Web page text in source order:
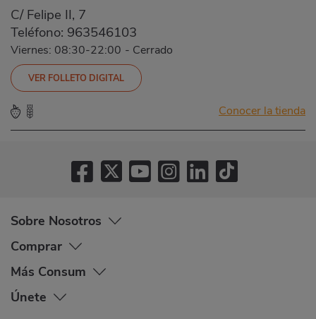
C/ Felipe II, 7
Teléfono: 963546103
Viernes: 08:30-22:00 - Cerrado
VER FOLLETO DIGITAL
Conocer la tienda
Sobre Nosotros
Comprar
Más Consum
Únete